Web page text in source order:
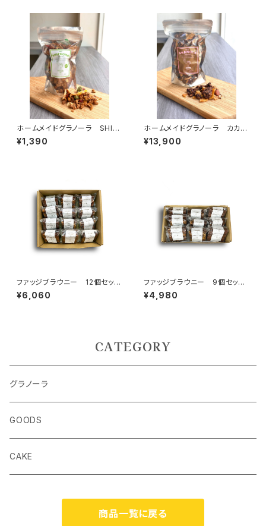
ホームメイドグラノーラ SHIZ
UOKA
¥1,390
ホームメイドグラノーラ カカ
オ 10個セット
¥13,900
ファッジブラウニー 12個セッ
ト プレーン ボックス入
¥6,060
ファッジブラウニー 9個セッ
ト （プレーン、ナッツ、グラハム
クッキー＆ソルト） ボックス入
¥4,980
CATEGORY
グラノーラ
GOODS
CAKE
商品一覧に戻る